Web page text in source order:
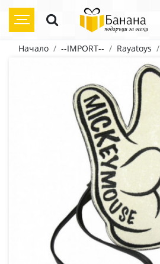
Начало --IMPORT-- Rayatoys